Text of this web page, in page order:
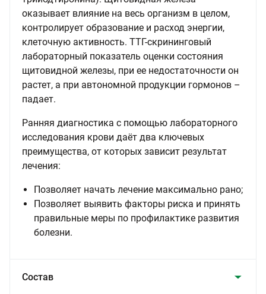
оказывает влияние на весь организм в целом,
контролирует образование и расход энергии,
клеточную активность. ТТГ-скрининговый
лабораторный показатель оценки состояния
щитовидной железы, при ее недостаточности он
растет, а при автономной продукции гормонов –
падает.
Ранняя диагностика с помощью лабораторного
исследования крови даёт два ключевых
преимущества, от которых зависит результат
лечения:
Позволяет начать лечение максимально рано;
Позволяет выявить факторы риска и принять
правильные меры по профилактике развития
болезни.
Состав